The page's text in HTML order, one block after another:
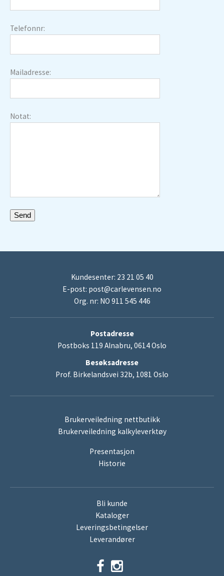
Telefonnr:
Mailadresse:
Notat:
Kundesenter: 23 21 05 40
E-post: post@carlevensen.no
Org. nr: NO 911 545 446
Postadresse
Postboks 119 Alnabru, 0614 Oslo
Besøksadresse
Prof. Birkelandsvei 32b, 1081 Oslo
Brukerveiledning nettbutikk
Brukerveiledning kalkyleverktøy
Presentasjon
Historie
Bli kunde
Kataloger
Leveringsbetingelser
Leverandører